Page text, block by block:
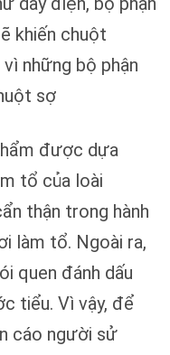
khiến chuột
những bộ phận
sợ
được dựa
tổ của loài
thận trong hành
làm tổ. Ngoài ra,
quen đánh dấu
tiểu. Vì vậy, để
cáo người sử